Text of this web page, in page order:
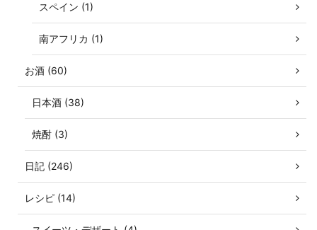
スペイン (1)
南アフリカ (1)
お酒 (60)
日本酒 (38)
焼酎 (3)
日記 (246)
レシピ (14)